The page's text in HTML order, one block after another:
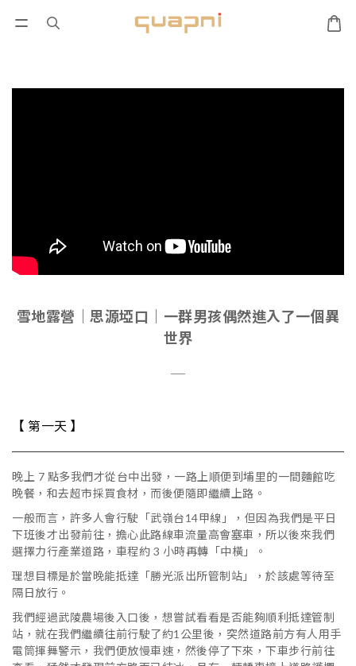
雪地露營｜思源埡口｜一群男孩偶然進入了一個異
世界
【 第一天 】
晚上 7 點多我們才從台中出發，一路上順便到埔里的一間麵館吃
晚餐，和去超市採買食材，而後便隨即繼續上路。
一般而言，許多人會行駛「武嶺台14甲線」，但因為我們是平日
下班後才出發前往，擔心此路線車流量高會塞車，所以後來我們
選擇力行產業道路，車程約 3 小時再轉「中橫」。
理想目標是於當晚能抵達「勝光派出所管制站」，於該處等待至
隔日放行。
我們經過武陵農場後入口後，想嘗試看看是否能夠順利抵達管制
站，就在我們繼續往前行駛了約1公里後，突然道路前方有人用手
電筒揮舞警示，我們便放慢車速，然後停了下來，下車步行前往